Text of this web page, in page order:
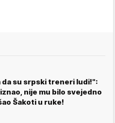
da su srpski treneri ludi!":
nije mu bilo svejedno
Šakoti u ruke!